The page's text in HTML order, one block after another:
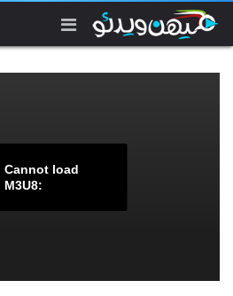
Cannot load
M3U8: